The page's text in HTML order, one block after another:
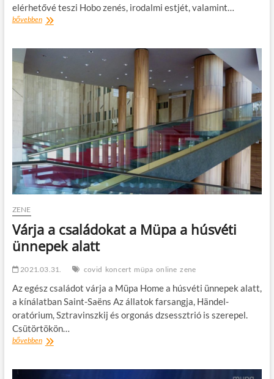
elérhetővé teszi Hobo zenés, irodalmi estjét, valamint…
bővebbenA
–
programmal
Müpa
ZENE
Várja a családokat a Müpa a húsvéti
ünnepek alatt
2021.03.31. covid koncert müpa online zene
Az egész családot várja a Müpa Home a húsvéti ünnepek alatt,
a kínálatban Saint-Saëns Az állatok farsangja, Händel-
oratórium, Sztravinszkij és orgonás dzsessztrió is szerepel.
Csütörtökön…
bővebbenVárja
a